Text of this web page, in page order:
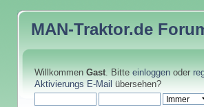
MAN-Traktor.de
Willkommen Gast. Bitte einloggenoder
Aktivierungs E-Mail übersehen?